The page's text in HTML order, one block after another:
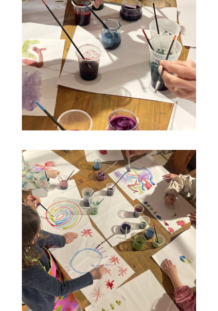
09
AUG
16
AUG
Atelier Peintures Végétales à 14h